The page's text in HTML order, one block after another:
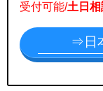
受付可能/土日相
⇒日